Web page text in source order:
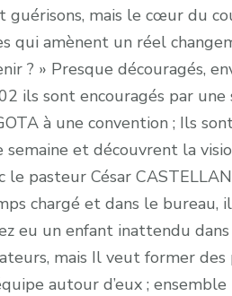
mais le cœur du
qui amènent un réel
? » Presque découragés,
ils sont encouragés par
à une convention ; Ils
et découvrent la
pasteur César
chargé et dans le bureau,
eu un enfant inattendu
mais Il veut former des
autour d’eux ;